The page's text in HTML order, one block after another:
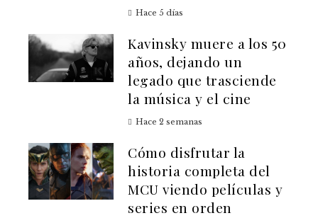
Hace 5 días
Kavinsky muere a los 50
años, dejando un
legado que trasciende
la música y el cine
Hace 2 semanas
Cómo disfrutar la
historia completa del
MCU viendo películas y
series en orden